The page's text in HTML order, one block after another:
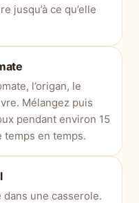
jusqu’à ce qu’elle
l’origan, le
Mélangez puis
pendant environ 15
temps en temps.
une casserole.